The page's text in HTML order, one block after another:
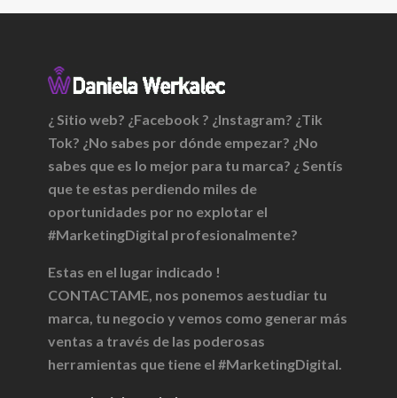
¿ Sitio web? ¿Facebook ? ¿Instagram? ¿Tik
Tok? ¿No sabes por dónde empezar? ¿No
sabes que es lo mejor para tu marca? ¿ Sentís
que te estas perdiendo miles de
oportunidades por no explotar el
#MarketingDigital profesionalmente?
Estas en el lugar indicado !
CONTACTAME, nos ponemos aestudiar tu
marca, tu negocio y vemos como generar más
ventas a través de las poderosas
herramientas que tiene el #MarketingDigital.